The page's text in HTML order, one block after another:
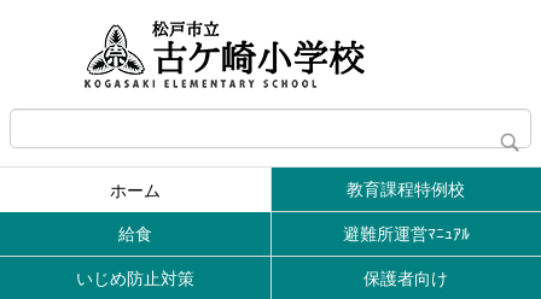
ホーム 教育課程特例校
給食 避難所運営ﾏﾆｭｱﾙ
いじめ防止対策 保護者向け